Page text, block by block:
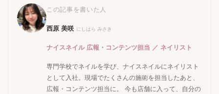
この記事を書いた人
西原 美咲 にしはら みさき
ナイスネイル 広報・コンテンツ担当 ／ ネイリスト
専門学校でネイルを学び、ナイスネイルにネイリスト
として入社。現場でたくさんの施術を担当したあと、
広報・コンテンツ担当に。 今も店舗に入って、自分の